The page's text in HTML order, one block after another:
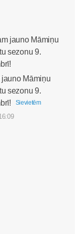
jauno Māmiņu
sezonu 9.
Sievietēm